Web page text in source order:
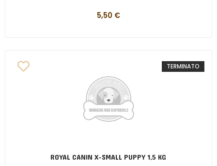
5,50 €
TERMINATO
ROYAL CANIN X-SMALL PUPPY 1,5 KG